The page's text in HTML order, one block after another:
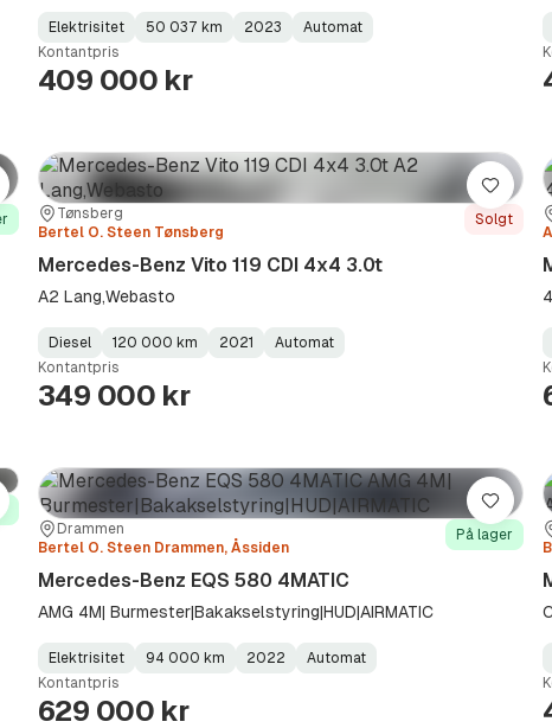
Fuel
Type:
Elektrisitet
Kilometerstand:
50 037 km
Model
Year:
2023
Gearbox
Type:
Automat
Kontantpris
409 000 kr
Sted:Tønsberg
Forhandler:
Bertel O. Steen Tønsberg
Solgt
Mercedes-Benz Vito 119 CDI 4x4 3.0t
A2 Lang,Webasto
Fuel
Type:
Diesel
Kilometerstand :
120 000 km
Model
Year:
2021
Gearbox
Type:
Automat
Kontantpris
349 000 kr
Lagre
Sted:
Drammen
Forhandler:
Bertel O. Steen Drammen, Åssiden
På lager
Mercedes-Benz EQS 580 4MATIC
AMG 4M| Burmester|Bakakselstyring|HUD|AIRMATIC
Fuel
Type:
Elektrisitet
Kilometerstand:
94 000 km
Model
Year:
2022
Gearbox
Type:
Automat
Kontantpris
629 000 kr
Lagre